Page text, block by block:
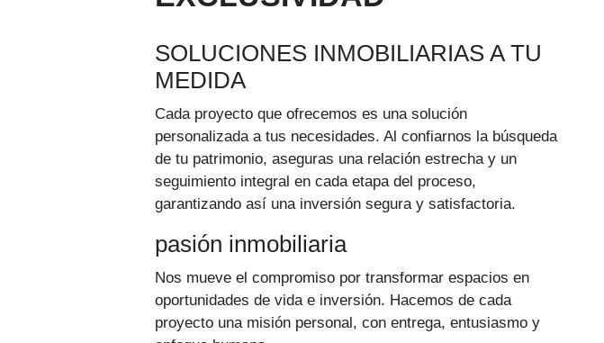
SOLUCIONES INMOBILIARIAS A TU
MEDIDA
Cada proyecto que ofrecemos es una solución
personalizada a tus necesidades. Al confiarnos la búsqueda
de tu patrimonio, aseguras una relación estrecha y un
seguimiento integral en cada etapa del proceso,
garantizando así una inversión segura y satisfactoria.
pasión inmobiliaria
Nos mueve el compromiso por transformar espacios en
oportunidades de vida e inversión. Hacemos de cada
proyecto una misión personal, con entrega, entusiasmo y